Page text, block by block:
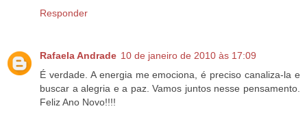
Responder
Rafaela Andrade 10 de janeiro de 2010 às 17:09
É verdade. A energia me emociona, é preciso canaliza-la e
buscar a alegria e a paz. Vamos juntos nesse pensamento.
Feliz Ano Novo!!!!